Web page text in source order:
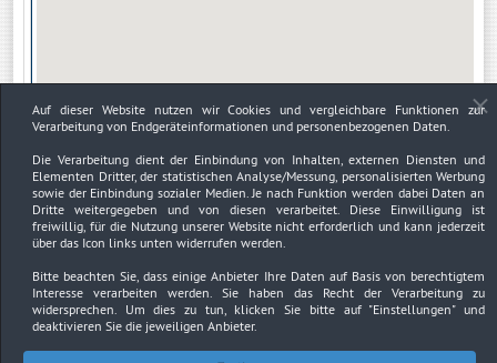
Auf dieser Website nutzen wir Cookies und vergleichbare Funktionen zur
Verarbeitung von Endgeräteinformationen und personenbezogenen Daten.
Die Verarbeitung dient der Einbindung von Inhalten, externen Diensten und
Elementen Dritter, der statistischen Analyse/Messung, personalisierten Werbung
sowie der Einbindung sozialer Medien. Je nach Funktion werden dabei Daten an
Dritte weitergegeben und von diesen verarbeitet. Diese Einwilligung ist
freiwillig, für die Nutzung unserer Website nicht erforderlich und kann jederzeit
über das Icon links unten widerrufen werden.
Bitte beachten Sie, dass einige Anbieter Ihre Daten auf Basis von berechtigtem
Interesse verarbeiten werden. Sie haben das Recht der Verarbeitung zu
widersprechen. Um dies zu tun, klicken Sie bitte auf "Einstellungen"und
deaktivieren Sie die jeweiligen Anbieter.